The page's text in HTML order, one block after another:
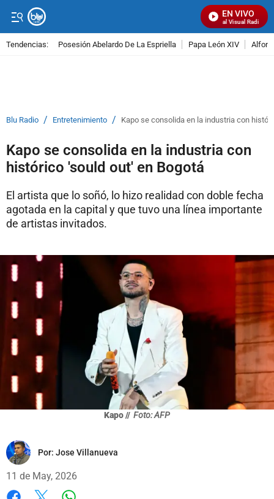
EN VIVO
Señal Visual Radio
Tendencias: Posesión Abelardo De La Espriella Papa León XIV
Blu Radio / Entretenimiento / Kapo se consolida en la industria con
Kapo se consolida en la industria con
histórico 'sould out' en Bogotá
El artista que lo soñó, lo hizo realidad con doble fecha
agotada en la capital y que tuvo una línea importante
de artistas invitados.
Kapo // Foto: AFP
Por: Jose Villanueva
11 de May, 2026